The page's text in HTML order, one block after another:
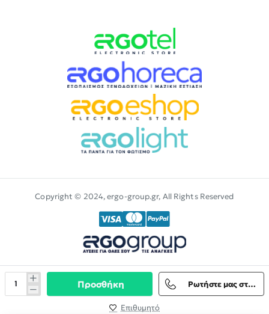
Προσθήκη Ρωτήστε μας στο Viber
Επιθυμητό
Copyright © 2024, ergo-group.gr, All Rights Reserved